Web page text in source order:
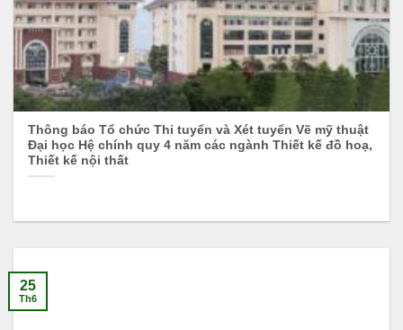
Thông báo Tổ chức Thi tuyển và Xét tuyển Vẽ mỹ thuật
Đại học Hệ chính quy 4 năm các ngành Thiết kế đồ hoạ,
Thiết kế nội thất
25
Th6